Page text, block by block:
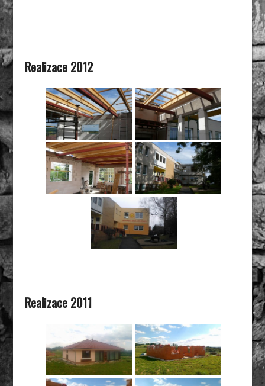
Realizace 2012
Realizace 2011